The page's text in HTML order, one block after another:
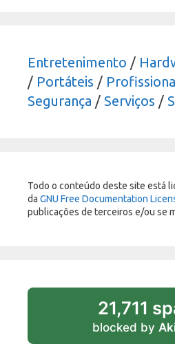
Entretenimento /
/ Portáteis /
Segurança / Serviços /
Todo o conteúdo deste site está
da GNU Free Documentation
publicações de terceiros e/ou se
21,711
blocked by